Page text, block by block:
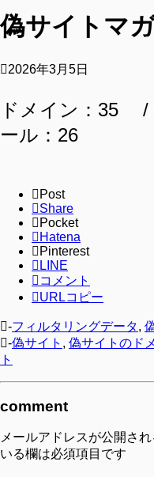
偽サイトマ
2026年3月5日
ドメイン：35 /
ール：26
Post
Share
Pocket
Hatena
Pinterest
LINE
コメント
URLコピー
-フィルタリングデータ,
-偽サイト , 偽サイトのド
ト
comment
メールアドレスが公開さ
いる欄は必須項目です